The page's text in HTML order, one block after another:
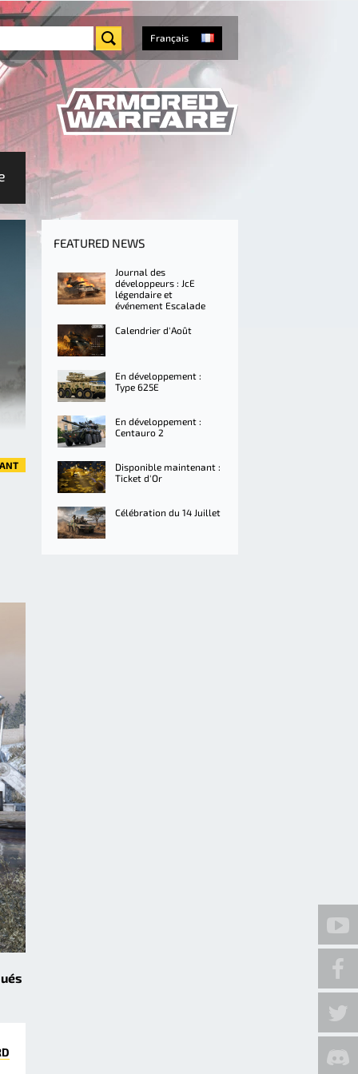
Français
FEATURED NEWS
Journal des
développeurs : JcE
légendaire et
événement Escalade
Calendrier d'Août
En développement :
Type 625E
En développement :
Centauro 2
Disponible maintenant :
Ticket d'Or
Célébration du 14 Juillet